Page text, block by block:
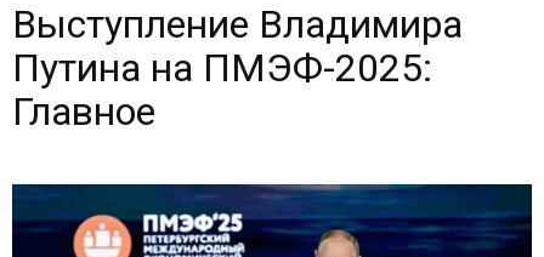
Морской
Выступление Владимира
Путина на ПМЭФ-2025:
Главное